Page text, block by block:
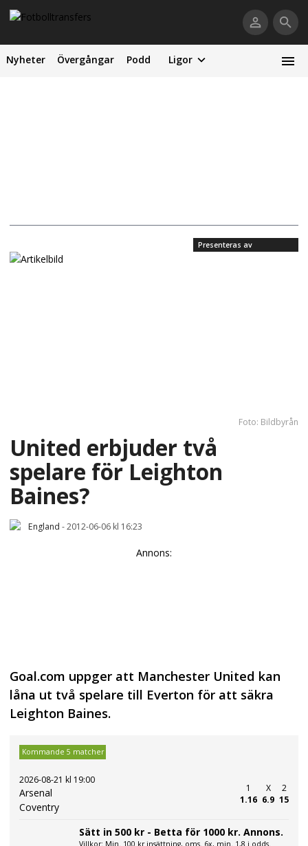
Nyheter Övergångar Podd Ligor
Presenteras av
Foto: Bildbyrån
United erbjuder två
spelare för Leighton
Baines?
England -2012-06-06 kl 16:23
Annons:
Goal.com uppger att Manchester United kan
låna ut två spelare till Everton för att säkra
Leighton Baines.
Kommande 5 matcher
2026-08-21 kl 19:00
Arsenal
Coventry
1
1.16
X
6.9
2
15
Sätt in 500 kr - Betta för 1000 kr. Annons.
Villkor: Min. 100 kr insättning, oms. 6x, min. 1,8 i odds.